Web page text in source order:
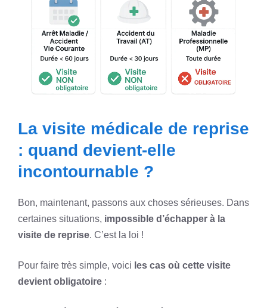
La visite médicale de reprise
: quand devient-elle
incontournable ?
Bon, maintenant, passons aux choses sérieuses. Dans
certaines situations, impossible d’échapper à la
visite de reprise. C’est la loi !
Pour faire très simple, voici les cas où cette visite
devient obligatoire :